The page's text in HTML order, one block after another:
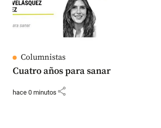
Columnistas
Cuatro años para sanar
hace 0 minutos share